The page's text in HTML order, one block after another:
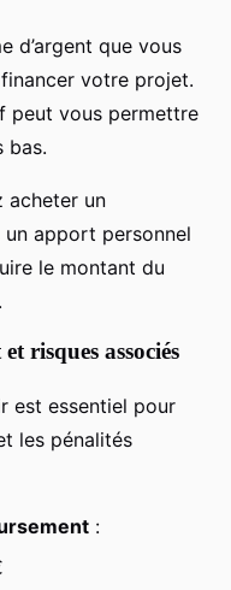
d’argent que vous
votre projet.
peut vous permettre
bas.
acheter un
apport personnel
le montant du
risques associés
est essentiel pour
les pénalités
: